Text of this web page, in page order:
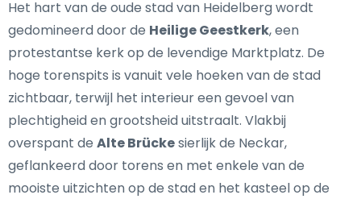
Het hart van de oude stad van Heidelberg wordt
gedomineerd door de Heilige Geestkerk, een
protestantse kerk op de levendige Marktplatz. De
hoge torenspits is vanuit vele hoeken van de stad
zichtbaar, terwijl het interieur een gevoel van
plechtigheid en grootsheid uitstraalt. Vlakbij
overspant de Alte Brückesierlijk de Neckar,
geflankeerd door torens en met enkele van de
mooiste uitzichten op de stad en het kasteel op de